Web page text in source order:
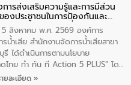
ห์ จังหวัดชัยนาท โดยมีนายแสงชัย
นายกเทศมนตรีตำบลวัดสิงห์ คณะผู้
รเทศบาลตำบลวัดสิงห์ ผู้นำชุมชน และ
าชนในพื้นที่เทศบาลตำบลวัดสิงก์ที่มี
ส่วนเสียในโครงก่อสร้างศูนย์บริหาร
รคุณภาพน้ำเทศบาลตำบลวัดสิงห์
ดชัยนาท ให้การต้อนรับ
การส่งเสริมความรู้และการมีส่วน
องประชาชนในการป้องกันและ
ปัญหาน้ำเสียอย่างยั่งยืน
สิงหาคม พ.ศ. 2569 องค์การ
น้ำเสีย สำนักงานจัดการน้ำเสียสาขา
รี ได้ดำเนินการตามนโยบาย
ดไทย ทำ ทัน ที Action 5 PLUS” โดย
งการส่งเสริมความรู้และการมีส่วน
ยละเอียด »